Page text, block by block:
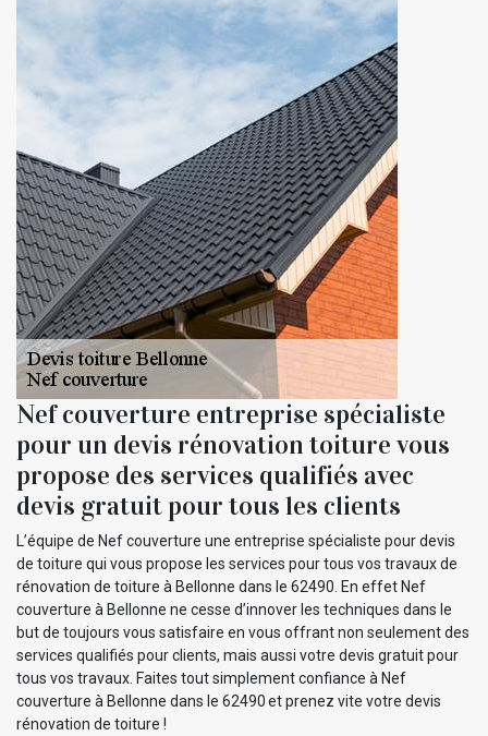
Nef couverture entreprise spécialiste
pour un devis rénovation toiture vous
propose des services qualifiés avec
devis gratuit pour tous les clients
L’équipe de Nef couverture une entreprise spécialiste pour devis
de toiture qui vous propose les services pour tous vos travaux de
rénovation de toiture à Bellonne dans le 62490. En effet Nef
couverture à Bellonne ne cesse d’innover les techniques dans le
but de toujours vous satisfaire en vous offrant non seulement des
services qualifiés pour clients, mais aussi votre devis gratuit pour
tous vos travaux. Faites tout simplement confiance à Nef
couverture à Bellonne dans le 62490 et prenez vite votre devis
rénovation de toiture !